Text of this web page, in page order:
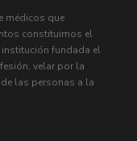
médicos que
constituimos el
institución fundada el
velar por la
las personas a la